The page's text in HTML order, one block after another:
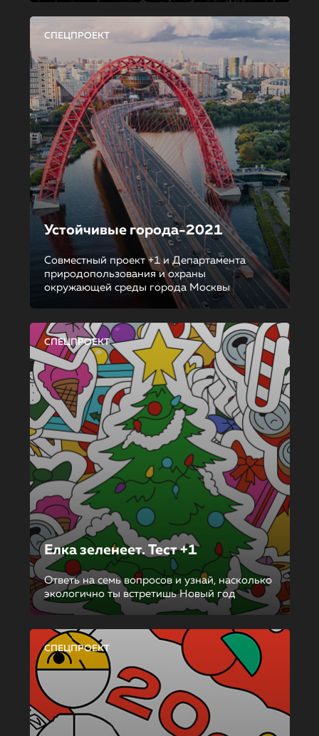
СПЕЦПРОЕКТ
Устойчивые города-2021
Совместный проект +1 и Департамента
природопользования и охраны
окружающей среды города Москвы
СПЕЦПРОЕКТ
Елка зеленеет. Тест +1
Ответь на семь вопросов и узнай, насколько
экологично ты встретишь Новый год
СПЕЦПРОЕКТ